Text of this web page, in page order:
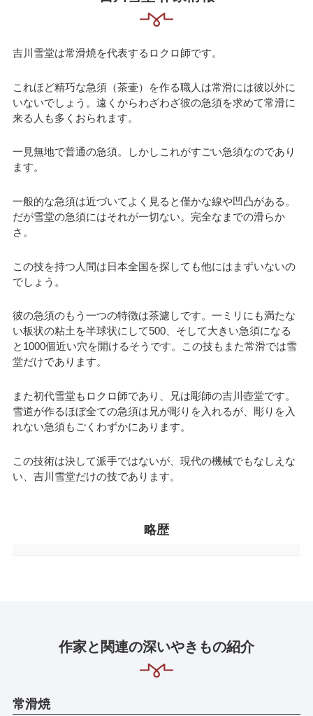
吉川雪堂は常滑焼を代表するロクロ師です。
これほど精巧な急須（茶壷）を作る職人は常滑には彼以外に
いないでしょう。遠くからわざわざ彼の急須を求めて常滑に
来る人も多くおられます。
一見無地で普通の急須。しかしこれがすごい急須なのであり
ます。
一般的な急須は近づいてよく見ると僅かな線や凹凸がある。
だが雪堂の急須にはそれが一切ない。完全なまでの滑らか
さ。
この技を持つ人間は日本全国を探しても他にはまずいないの
でしょう。
彼の急須のもう一つの特徴は茶濾しです。一ミリにも満たな
い板状の粘土を半球状にして500、そして大きい急須になる
と1000個近い穴を開けるそうです。この技もまた常滑では雪
堂だけであります。
また初代雪堂もロクロ師であり、兄は彫師の吉川壺堂です。
雪道が作るほぼ全ての急須は兄が彫りを入れるが、彫りを入
れない急須もごくわずかにあります。
この技術は決して派手ではないが、現代の機械でもなしえな
い、吉川雪堂だけの技であります。
略歴
作家と関連の深いやきもの紹介
常滑焼